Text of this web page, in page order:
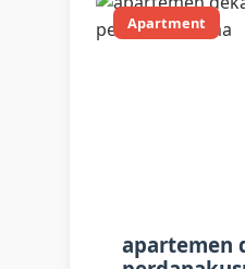
Apartment
apartemen